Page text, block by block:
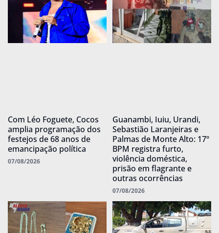
Com Léo Foguete, Cocos
amplia programação dos
festejos de 68 anos de
emancipação política
07/08/2026
Guanambi, Iuiu, Urandi,
Sebastião Laranjeiras e
Palmas de Monte Alto: 17º
BPM registra furto,
violência doméstica,
prisão em flagrante e
outras ocorrências
07/08/2026